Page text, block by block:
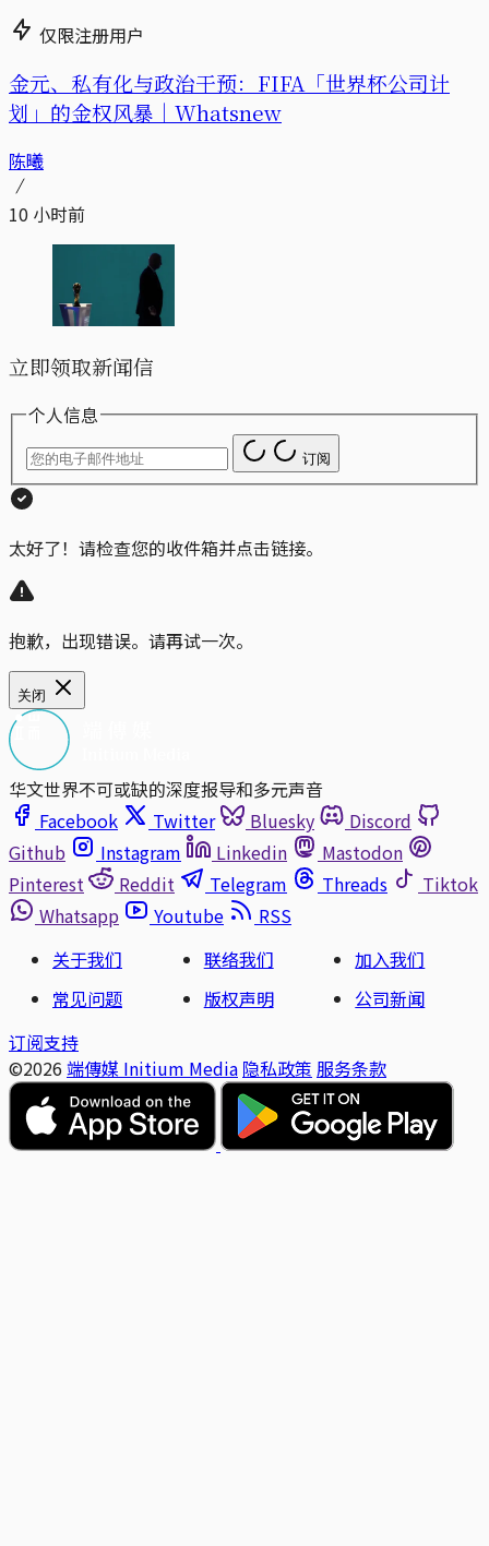
仅限注册用户
金元、私有化与政治干预：FIFA「世界杯公司计
划」的金权风暴｜Whatsnew
陈曦
10 小时前
立即领取新闻信
个人信息
订阅
太好了！请检查您的收件箱并点击链接。
抱歉，出现错误。请再试一次。
关闭
华文世界不可或缺的深度报导和多元声音
Facebook
Twitter Bluesky
Discord
Github
Instagram Linkedin
Mastodon
Pinterest
Reddit Telegram Threads
Tiktok
Whatsapp
Youtube
RSS
关于我们
联络我们
加入我们
常见问题
版权声明
公司新闻
订阅支持
©2026 端傳媒 Initium Media 隐私政策 服务条款